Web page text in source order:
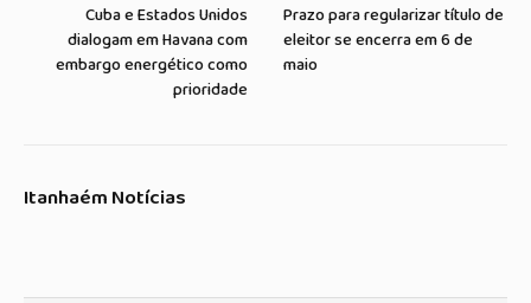
Cuba e Estados Unidos
dialogam em Havana com
embargo energético como
prioridade
Prazo para regularizar título de
eleitor se encerra em 6 de
maio
Itanhaém Notícias